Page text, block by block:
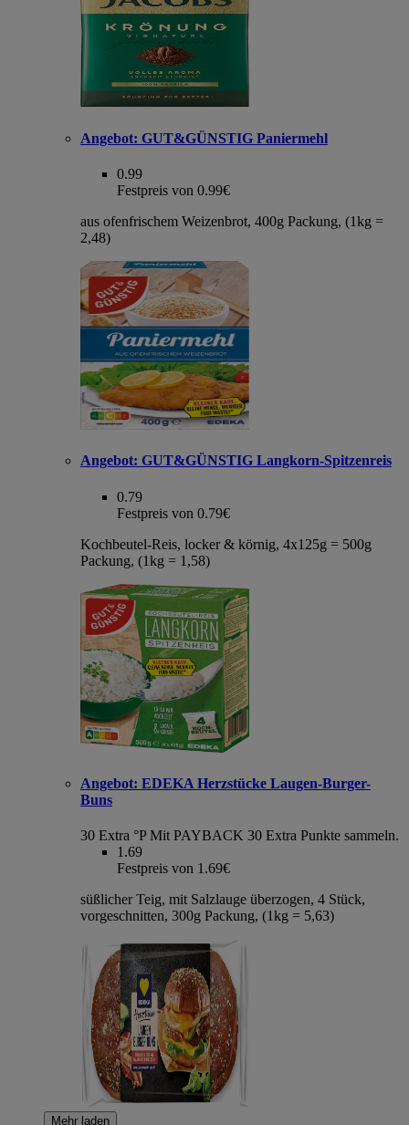
Angebot: GUT&GÜNSTIG Paniermehl
0.99
Festpreis von 0.99€
aus ofenfrischem Weizenbrot, 400g Packung, (1kg =
2,48)
Angebot: GUT&GÜNSTIG Langkorn-Spitzenreis
0.79
Festpreis von 0.79€
Kochbeutel-Reis, locker & körnig, 4x125g = 500g
Packung, (1kg = 1,58)
Angebot: EDEKA Herzstücke Laugen-Burger-
Buns
30 Extra °P Mit PAYBACK 30 Extra Punkte sammeln.
1.69
Festpreis von 1.69€
süßlicher Teig, mit Salzlauge überzogen, 4 Stück,
vorgeschnitten, 300g Packung, (1kg = 5,63)
Mehr laden